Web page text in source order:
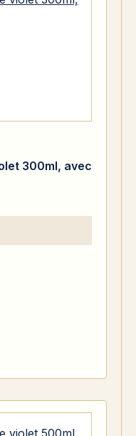
300ml, avec